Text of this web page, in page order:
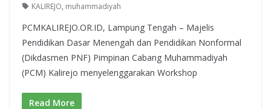
KALIREJO, muhammadiyah
PCMKALIREJO.OR.ID, Lampung Tengah – Majelis
Pendidikan Dasar Menengah dan Pendidikan Nonformal
(Dikdasmen PNF) Pimpinan Cabang Muhammadiyah
(PCM) Kalirejo menyelenggarakan Workshop
Read More